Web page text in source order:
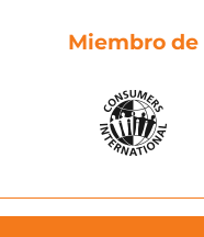
Miembro de